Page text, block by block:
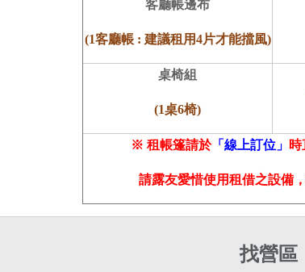
客廳帳邊布
(1客廳帳 : 建議租用4片才能擋風)
桌椅組
(1桌6椅)
※ 租帳篷請於「線上訂位」 時
請露友愛惜使用租借之設備
找營區